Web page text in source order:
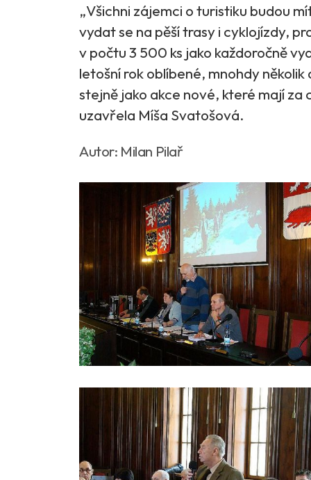
„Všichni zájemci o turistiku budou
vydat se na pěší trasy i cyklojízdy,
v počtu 3 500 ks jako každoročně
letošní rok oblíbené, mnohdy
stejně jako akce nové, které mají za
uzavřela Míša Svatošová.
Autor: Milan Pilař